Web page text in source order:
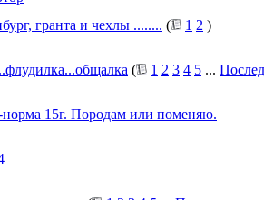
гранта и чехлы ........ ( 1 2 )
( 1 2 3 4 5 ...
15г. Породам или поменяю.